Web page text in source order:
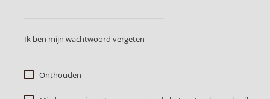
Ik ben mijn wachtwoord vergeten
Onthouden